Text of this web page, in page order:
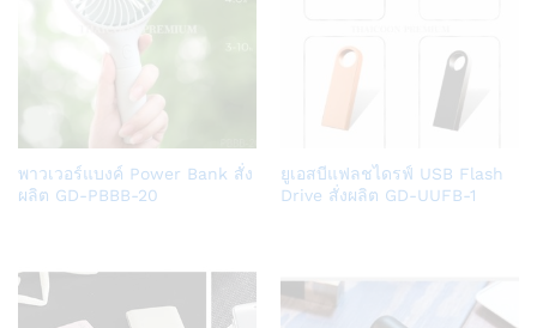
Add
to
พาวเวอร์แบงค์ Power Bank สั่ง
ผลิต GD-PBBB-20
Add
to
ยูเอสบีแฟลชไดรฟ์ USB Flash
Drive สั่งผลิต GD-UUFB-1